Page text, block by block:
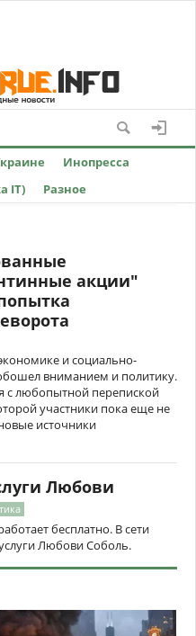
Инопресса
IT) Разное
акции"
и социально-
вниманием и политику.
с любопытной перепиской
участники пока еще не
источники
Любови
бесплатно. В сети
Любови Соболь.